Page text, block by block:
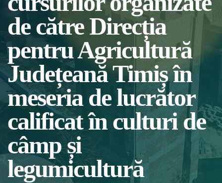
de către Direcția
pentru Agricultură
Județeană Timiș în
meseria de lucrător
calificat în culturi de
câmp și
legumicultură